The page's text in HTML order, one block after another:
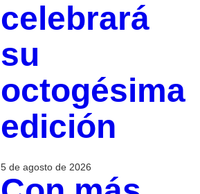
celebrará
su
octogésima
edición
5 de agosto de 2026